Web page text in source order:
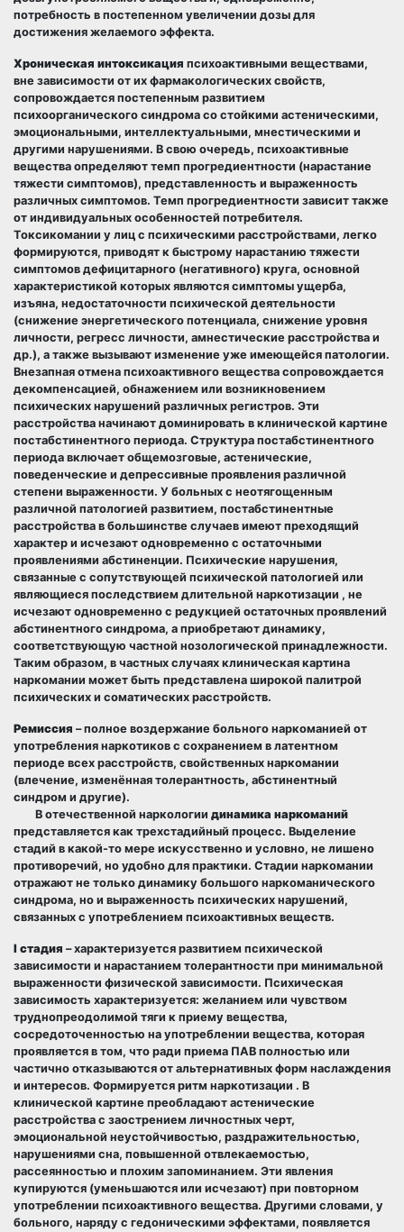
потребность в постепенном увеличении дозы для
достижения желаемого эффекта.
Хроническая интоксикация психоактивными веществами,
вне зависимости от их фармакологических свойств,
сопровождается постепенным развитием
психоорганического синдрома со стойкими астеническими,
эмоциональными, интеллектуальными, мнестическими и
другими нарушениями. В свою очередь, психоактивные
вещества определяют темп прогредиентности (нарастание
тяжести симптомов), представленность и выраженность
различных симптомов. Темп прогредиентности зависит также
от индивидуальных особенностей потребителя.
Токсикомании у лиц с психическими расстройствами, легко
формируются, приводят к быстрому нарастанию тяжести
симптомов дефицитарного (негативного) круга, основной
характеристикой которых являются симптомы ущерба,
изъяна, недостаточности психической деятельности
(снижение энергетического потенциала, снижение уровня
личности, регресс личности, амнестические расстройства и
др.), а также вызывают изменение уже имеющейся патологии.
Внезапная отмена психоактивного вещества сопровождается
декомпенсацией, обнажением или возникновением
психических нарушений различных регистров. Эти
расстройства начинают доминировать в клинической картине
постабстинентного периода. Структура постабстинентного
периода включает общемозговые, астенические,
поведенческие и депрессивные проявления различной
степени выраженности. У больных с неотягощенным
различной патологией развитием, постабстинентные
расстройства в большинстве случаев имеют преходящий
характер и исчезают одновременно с остаточными
проявлениями абстиненции. Психические нарушения,
связанные с сопутствующей психической патологией или
являющиеся последствием длительной наркотизации , не
исчезают одновременно с редукцией остаточных проявлений
абстинентного синдрома, а приобретают динамику,
соответствующую частной нозологической принадлежности.
Таким образом, в частных случаях клиническая картина
наркомании может быть представлена широкой палитрой
психических и соматических расстройств.
Ремиссия – полное воздержание больного наркоманией от
употребления наркотиков с сохранением в латентном
периоде всех расстройств, свойственных наркомании
(влечение, изменённая толерантность, абстинентный
синдром и другие).
В отечественной наркологии динамика наркоманий
представляется как трехстадийный процесс. Выделение
стадий в какой-то мере искусственно и условно, не лишено
противоречий, но удобно для практики. Стадии наркомании
отражают не только динамику большого наркоманического
синдрома, но и выраженность психических нарушений,
связанных с употреблением психоактивных веществ.
I стадия – характеризуется развитием психической
зависимости и нарастанием толерантности при минимальной
выраженности физической зависимости. Психическая
зависимость характеризуется: желанием или чувством
труднопреодолимой тяги к приему вещества,
сосредоточенностью на употреблении вещества, которая
проявляется в том, что ради приема ПАВ полностью или
частично отказываются от альтернативных форм наслаждения
и интересов. Формируется ритм наркотизации . В
клинической картине преобладают астенические
расстройства с заострением личностных черт,
эмоциональной неустойчивостью, раздражительностью,
нарушениями сна, повышенной отвлекаемостью,
рассеянностью и плохим запоминанием. Эти явления
купируются (уменьшаются или исчезают) при повторном
употреблении психоактивного вещества. Другими словами, у
больного, наряду с гедоническими эффектами, появляется